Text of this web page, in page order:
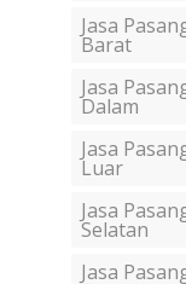
Jasa
Barat
Jasa
Dalam
Jasa
Luar
Jasa
Selatan
Jasa